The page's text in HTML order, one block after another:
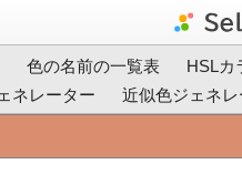
色の名前の一覧表 HSLカ
ネレーター
近似色ジェネレ